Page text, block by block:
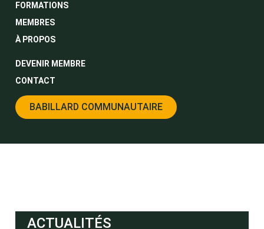
FORMATIONS
MEMBRES
À PROPOS
DEVENIR MEMBRE
CONTACT
BABILLARD COMMUNAUTAIRE
ACTUALITÉS